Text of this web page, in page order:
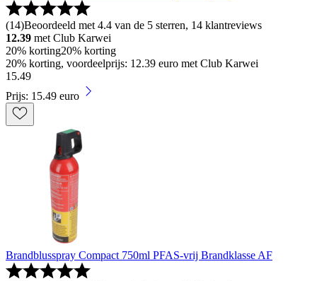
(14)Beoordeeld met 4.4 van de 5 sterren, 14 klantreviews
12.39 met Club Karwei
20% korting20% korting
20% korting, voordeelprijs: 12.39 euro met Club Karwei
15.49
Prijs: 15.49 euro
Brandblusspray Compact 750ml PFAS-vrij Brandklasse AF